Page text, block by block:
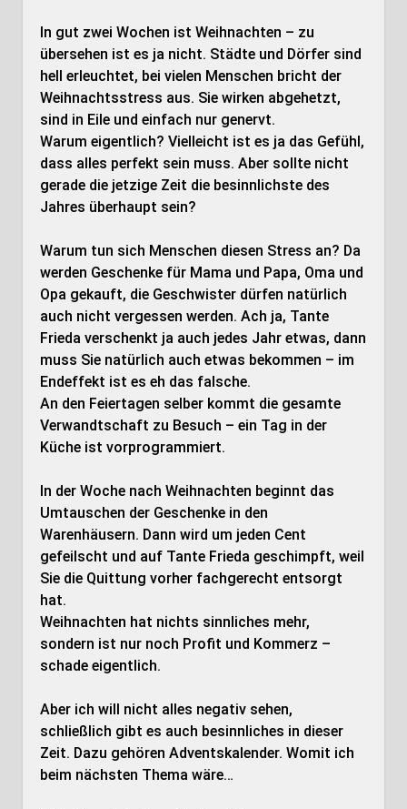
In gut zwei Wochen ist Weihnachten – zu
übersehen ist es ja nicht. Städte und Dörfer sind
hell erleuchtet, bei vielen Menschen bricht der
Weihnachtsstress aus. Sie wirken abgehetzt,
sind in Eile und einfach nur genervt.
Warum eigentlich? Vielleicht ist es ja das Gefühl,
dass alles perfekt sein muss. Aber sollte nicht
gerade die jetzige Zeit die besinnlichste des
Jahres überhaupt sein?
Warum tun sich Menschen diesen Stress an? Da
werden Geschenke für Mama und Papa, Oma und
Opa gekauft, die Geschwister dürfen natürlich
auch nicht vergessen werden. Ach ja, Tante
Frieda verschenkt ja auch jedes Jahr etwas, dann
muss Sie natürlich auch etwas bekommen – im
Endeffekt ist es eh das falsche.
An den Feiertagen selber kommt die gesamte
Verwandtschaft zu Besuch – ein Tag in der
Küche ist vorprogrammiert.
In der Woche nach Weihnachten beginnt das
Umtauschen der Geschenke in den
Warenhäusern. Dann wird um jeden Cent
gefeilscht und auf Tante Frieda geschimpft, weil
Sie die Quittung vorher fachgerecht entsorgt
hat.
Weihnachten hat nichts sinnliches mehr,
sondern ist nur noch Profit und Kommerz –
schade eigentlich.
Aber ich will nicht alles negativ sehen,
schließlich gibt es auch besinnliches in dieser
Zeit. Dazu gehören Adventskalender. Womit ich
beim nächsten Thema wäre…